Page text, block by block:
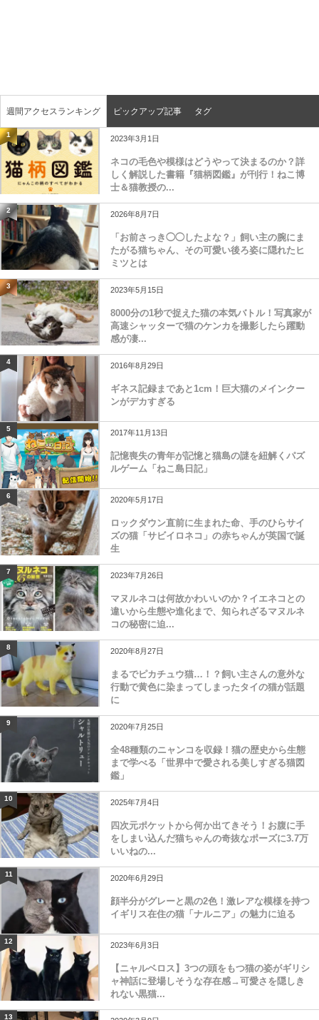
週間アクセスランキング ピックアップ記事 タグ
1 2023年3月1日
ネコの毛色や模様はどうやって決まるのか？詳
しく解説した書籍『猫柄図鑑』が刊行！ねこ博
士＆猫教授の...
2 2026年8月7日
「お前さっき◯◯したよな？」飼い主の腕にま
たがる猫ちゃん、その可愛い後ろ姿に隠れたヒ
ミツとは
3 2023年5月15日
8000分の1秒で捉えた猫の本気バトル！写真家が
高速シャッターで猫のケンカを撮影したら躍動
感が凄...
4 2016年8月29日
ギネス記録まであと1cm！巨大猫のメインクー
ンがデカすぎる
5 2017年11月13日
記憶喪失の青年が記憶と猫島の謎を紐解くパズ
ルゲーム「ねこ島日記」
6 2020年5月17日
ロックダウン直前に生まれた命、手のひらサイ
ズの猫「サビイロネコ」の赤ちゃんが英国で誕
生
7 2023年7月26日
マヌルネコは何故かわいいのか？イエネコとの
違いから生態や進化まで、知られざるマヌルネ
コの秘密に迫...
8 2020年8月27日
まるでピカチュウ猫…！？飼い主さんの意外な
行動で黄色に染まってしまったタイの猫が話題
に
9 2020年7月25日
全48種類のニャンコを収録！猫の歴史から生態
まで学べる「世界中で愛される美しすぎる猫図
鑑」
10 2025年7月4日
四次元ポケットから何か出てきそう！お腹に手
をしまい込んだ猫ちゃんの奇抜なポーズに3.7万
いいねの...
11 2020年6月29日
顔半分がグレーと黒の2色！激レアな模様を持つ
イギリス在住の猫「ナルニア」の魅力に迫る
12 2023年6月3日
【ニャルベロス】3つの頭をもつ猫の姿がギリシ
ャ神話に登場しそうな存在感→可愛さを隠しき
れない黒猫...
13